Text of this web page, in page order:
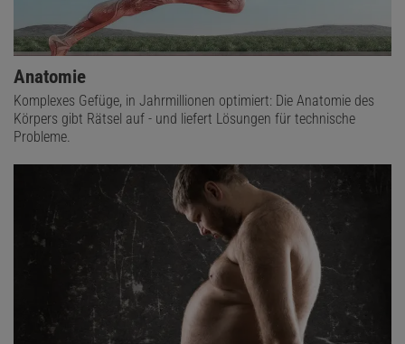
Anatomie
Komplexes Gefüge, in Jahrmillionen optimiert: Die Anatomie des
Körpers gibt Rätsel auf - und liefert Lösungen für technische
Probleme.